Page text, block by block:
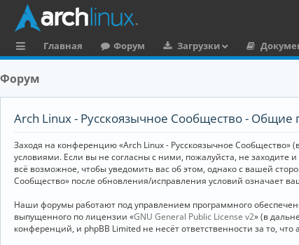
ы
и
Главная Форум Загрузки
Форум
Arch Linux - Русскоязычное Сообщество - Общие
Заходя на конференцию «Arch Linux - Русскоязычное
условиями. Если вы не согласны с ними, пожалуйста, не заходите
всё возможное, чтобы уведомить вас об этом, однако с вашей
Сообщество» после обновления/исправления условий означает
Наши форумы работают под управлением программного
выпущенного по лицензии «GNU General Public License v2» (в
конференций, и phpBB Limited не несёт ответственности за то,